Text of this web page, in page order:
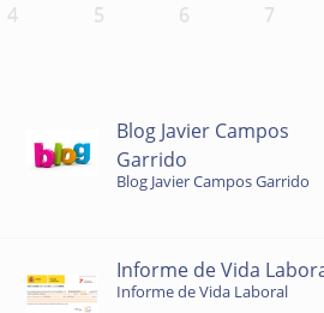
4 5 6 7
Blog Javier Campos
Garrido
Blog Javier Campos Garrido
Informe de Vida
Informe de Vida Laboral